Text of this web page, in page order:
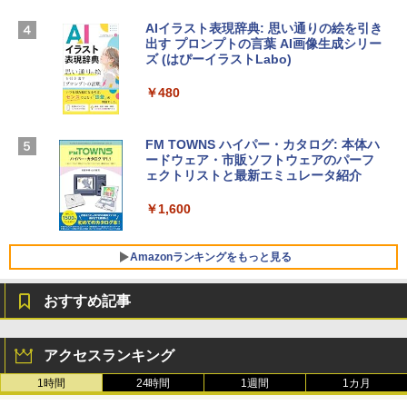
D - ミッドナイト
￥278,800
SSD インテル Core 5
￥129,800
Core i5/16GB/SSD 512GB/ホワイト) FM
VWK3E15W_AZ
Microsoft Office Home & Business 202
4(最新 永続版)|オンラインコード版|Wind
Windows版 | Minecraft (マインクラフ
ト): Java & Bedrock Edition | オンライ
AIイラスト表現辞典: 思い通りの絵を引き
出す プロンプトの言葉 AI画像生成シリー
ズ (はぴーイラストLabo)
￥480
FM TOWNS ハイパー・カタログ: 本体ハ
ードウェア・市販ソフトウェアのパーフ
ェクトリストと最新エミュレータ紹介
￥1,600
Amazonランキングをもっと見る
ない、大きな画面で読みやすい、6週間持
続バッテリー、6インチディスプレイ電子
書籍リーダー、マッチャ、16GB、広告な
し
おすすめ記事
アクセスランキング
1時間 24時間 1週間 1カ月